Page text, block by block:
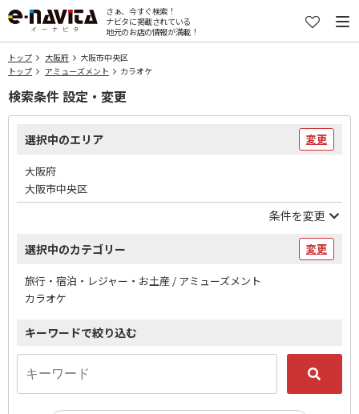
さぁ、今すぐ検索！
ナビタに掲載されている
地元のお店の情報が満載！
トップ 大阪府
大阪市中央区
トップ
アミューズメント カラオケ
検索条件 設定・変更
選択中のエリア 変更
大阪府
大阪市中央区
条件を変更
選択中のカテゴリー 変更
旅行・宿泊・レジャー・お土産 / アミューズメント
カラオケ
キーワードで絞り込む